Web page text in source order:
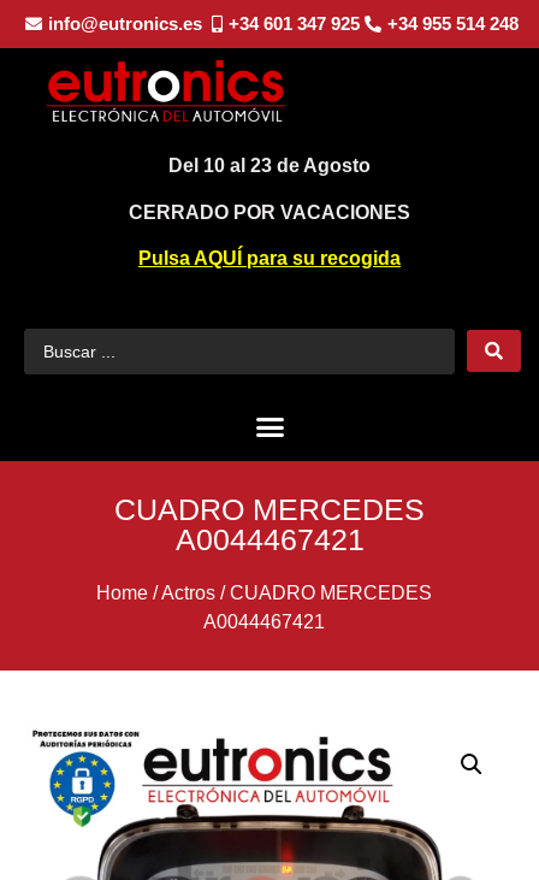
info@eutronics.es +34 601 347 925 +34 955 514 248
Del 10 al 23 de Agosto
CERRADO POR VACACIONES
Pulsa AQUÍ para su recogida
CUADRO MERCEDES
A0044467421
Home /Actros /CUADRO MERCEDES
A0044467421